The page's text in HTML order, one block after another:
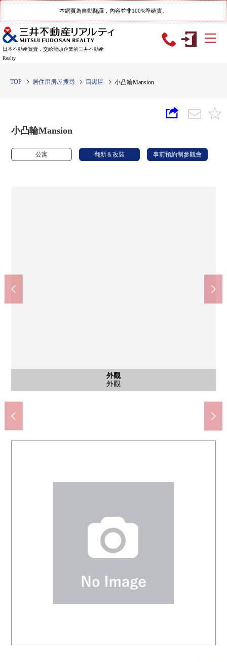
本網頁為自動翻譯，內容並非100%準確實。
日本不動產買賣，交給龍頭企業的三井不動產
Realty
TOP 居住用房屋搜尋 目黒區 小凸輪Mansion
小凸輪Mansion
公寓 翻新＆改裝 事前預約制參觀會
外觀
外觀
客廳
客廳
客廳
客廳
室內
多功能室
室內
多功能室
西式房間
西式房間(約5.5張塌塌米)
廚房
廚房
洗臉
洗臉
公共汽車
公共汽車
廁所
廁所
門口
門口
共有部分
郵件箱、宅配保管櫃
入口
入口
外觀
外觀
中根公園(約330m)